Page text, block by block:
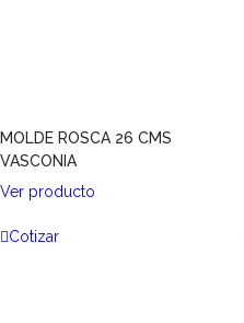
MOLDE ROSCA 26 CMS
VASCONIA
Ver producto
Cotizar